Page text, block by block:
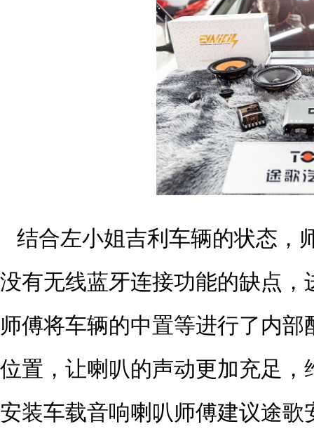
结合左小姐吉利车辆的状态，
没有无线蓝牙连接功能的缺点
师傅将车辆的中置等进行了内
位置，让喇叭的声动更加充足
安装车载音响喇叭师傅建议途